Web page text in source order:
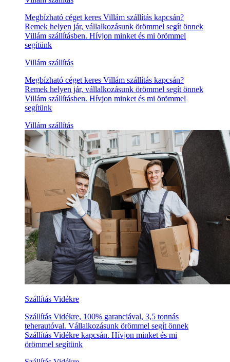
Megbízható céget keres Villám szállítás kapcsán?
Remek helyen jár, vállalkozásunk örömmel segít önnek
Villám szállításben. Hívjon minket és mi örömmel
segítünk
Villám szállítás
Megbízható céget keres Villám szállítás kapcsán?
Remek helyen jár, vállalkozásunk örömmel segít önnek
Villám szállításben. Hívjon minket és mi örömmel
segítünk
Villám szállítás
Szállítás Vidékre
Szállítás Vidékre, 100% garanciával, 3,5 tonnás
teherautóval. Vállalkozásunk örömmel segít önnek
Szállítás Vidékre kapcsán. Hívjon minket és mi
örömmel segítünk